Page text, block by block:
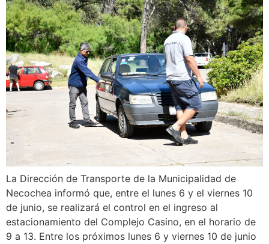
La Dirección de Transporte de la Municipalidad de
Necochea informó que, entre el lunes 6 y el viernes 10
de junio, se realizará el control en el ingreso al
estacionamiento del Complejo Casino, en el horario de
9 a 13. Entre los próximos lunes 6 y viernes 10 de junio